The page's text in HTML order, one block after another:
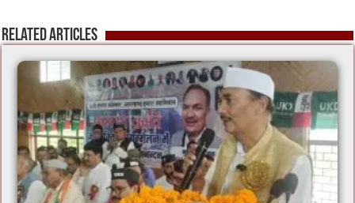
o
k
p
Related Articles